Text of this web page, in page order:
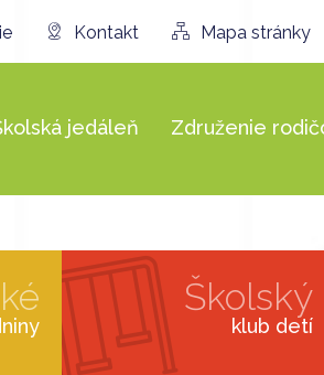
Kontakt Mapa stránky
jedáleň Združenie
Školský
klub detí